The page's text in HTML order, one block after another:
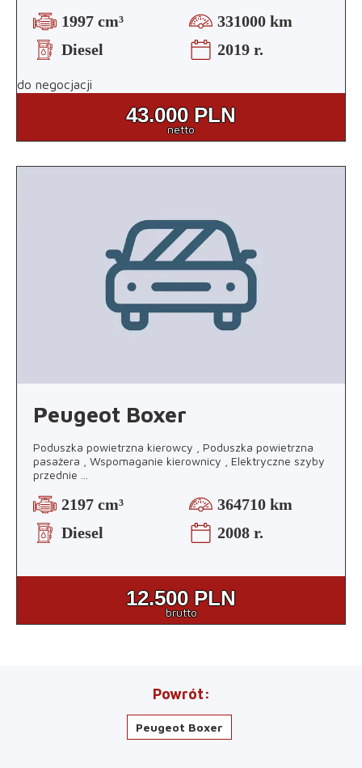
1997 cm³
331000 km
Diesel
2019 r.
do negocjacji
43.000 PLN
netto
Peugeot Boxer
Poduszka powietrzna kierowcy , Poduszka powietrzna
pasażera , Wspomaganie kierownicy , Elektryczne szyby
przednie
2197 cm³
364710 km
Diesel
2008 r.
12.500 PLN
brutto
Powrót
Peugeot Boxer